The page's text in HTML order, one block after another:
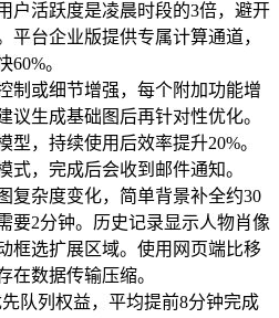
户活跃度是凌晨时段的3倍，避开
平台企业版提供专属计算通道，
。
制或细节增强，每个附加功能增
议生成基础图后再针对性优化。
型，持续使用后效率提升20%。
式，完成后会收到邮件通知。
复杂度变化，简单背景补全约30
要2分钟。历史记录显示人物肖像
框选扩展区域。使用网页端比移
在数据传输压缩。
队列权益，平均提前8分钟完成